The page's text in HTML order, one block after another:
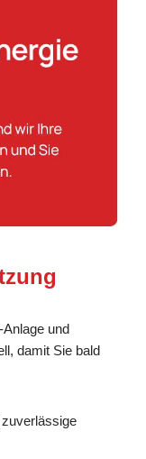
und
damit Sie bald